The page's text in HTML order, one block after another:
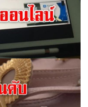
คุ้นเคยเรียนออนไลน์